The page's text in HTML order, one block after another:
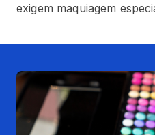
exigem maquiagem